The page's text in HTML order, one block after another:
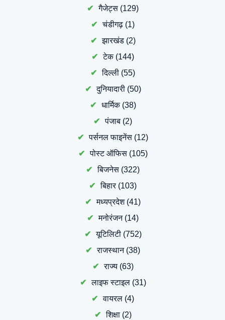
गैजेट्स (129)
चंडीगढ़ (1)
झारखंड(2)
टेक(144)
दिल्ली (55)
दुनियादारी(50)
धार्मिक(38)
पंजाब (2)
पर्सनल फाइनेंस (12)
पोस्ट ऑफिस(105)
बिजनेस (322)
बिहार(103)
मध्यप्रदेश(41)
मनोरंजन(14)
यूटिलिटी(752)
राजस्थान(38)
राज्य(63)
लाइफ स्टाइल(31)
वायरल (4)
शिक्षा(2)